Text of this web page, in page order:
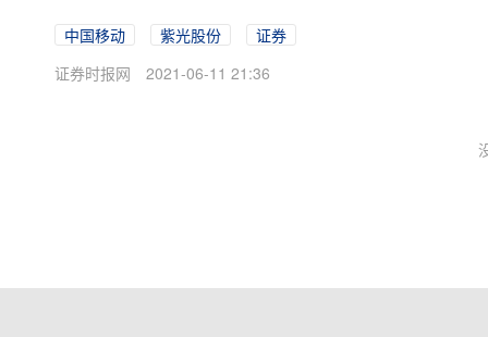
中国移动 紫光股份
证券
证券时报网
2021-06-11 21:36